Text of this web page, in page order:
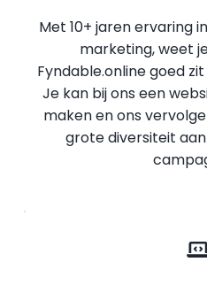
Met 10+ jaren ervaring
marketing, weet
Fyndable.online goed
Je kan bij ons een
maken en ons
grote diversiteit